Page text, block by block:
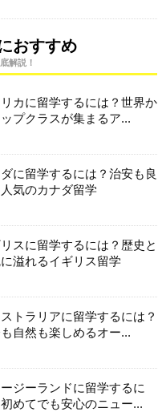
おすすめ
解説！
カに留学するには？世界か
プクラスが集まるア...
に留学するには？治安も良
人気のカナダ留学
スに留学するには？歴史と
溢れるイギリス留学
トラリアに留学するには？
自然も楽しめるオー...
ジーランドに留学するに
めてでも安心のニュー...